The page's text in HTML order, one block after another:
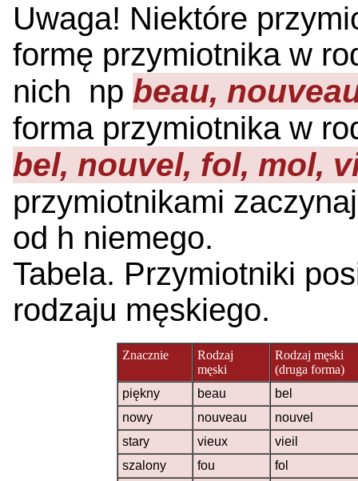
Uwaga! Niektóre
formę przymiotnika w
nich np beau,
forma przymiotnika w
bel, nouvel, fol, mol,
przymiotnikami
od h niemego.
Tabela. Przymiotniki
rodzaju męskiego.
Znacznie
Rodzaj
męski
Rodzaj męski
(druga forma)
piękny
beau
bel
nowy
nouveau
nouvel
stary
vieux
vieil
szalony
fou
fol